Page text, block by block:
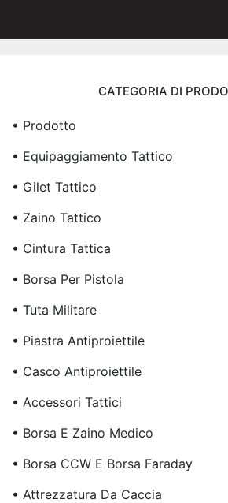
CATEGORIA DI
• Prodotto
• Equipaggiamento Tattico
• Gilet Tattico
• Zaino Tattico
• Cintura Tattica
• Borsa Per Pistola
• Tuta Militare
• Piastra Antiproiettile
• Casco Antiproiettile
• Accessori Tattici
• Borsa E Zaino Medico
• Borsa CCW E Borsa Faraday
• Attrezzatura Da Caccia